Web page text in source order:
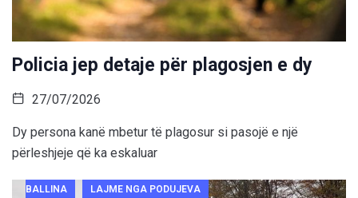
Policia jep detaje për plagosjen e dy
27/07/2026
Dy persona kanë mbetur të plagosur si pasojë e një
përleshjeje që ka eskaluar
BALLINA LAJME NGA PODUJEVA